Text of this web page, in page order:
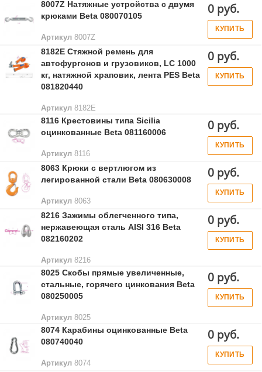
8007Z Натяжные устройства с двумя
крюками Beta 080070105
Артикул 8007Z
0 руб.
КУПИТЬ
8182E Стяжной ремень для
автофургонов и грузовиков, LC 1000
кг, натяжной храповик, лента PES Beta
081820440
Артикул 8182E
0 руб.
КУПИТЬ
8116 Крестовины типа Sicilia
оцинкованные Beta 081160006
Артикул 8116
0 руб.
КУПИТЬ
8063 Крюки с вертлюгом из
легированной стали Beta 080630008
Артикул 8063
0 руб.
КУПИТЬ
8216 Зажимы облегченного типа,
нержавеющая сталь AISI 316 Beta
082160202
Артикул 8216
0 руб.
КУПИТЬ
8025 Скобы прямые увеличенные,
стальные, горячего цинкования Beta
080250005
Артикул 8025
0 руб.
КУПИТЬ
8074 Карабины оцинкованные Beta
080740040
Артикул 8074
0 руб.
КУПИТЬ